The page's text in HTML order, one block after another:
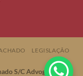
LEGISLAÇÃO
S/C Advogados